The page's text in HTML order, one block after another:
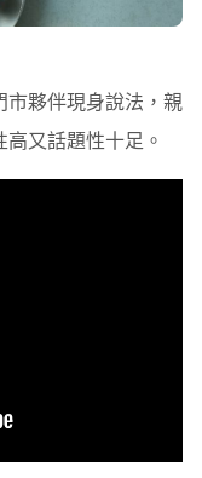
市夥伴現身說法，親
又話題性十足。